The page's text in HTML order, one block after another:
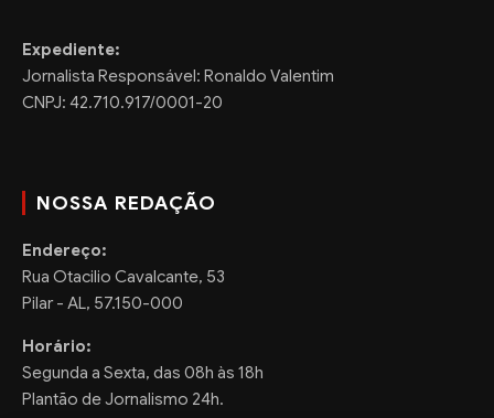
Expediente:
Jornalista Responsável: Ronaldo Valentim
CNPJ: 42.710.917/0001-20
NOSSA REDAÇÃO
Endereço:
Rua Otacilio Cavalcante, 53
Pilar - AL, 57.150-000
Horário:
Segunda a Sexta, das 08h às 18h
Plantão de Jornalismo 24h.